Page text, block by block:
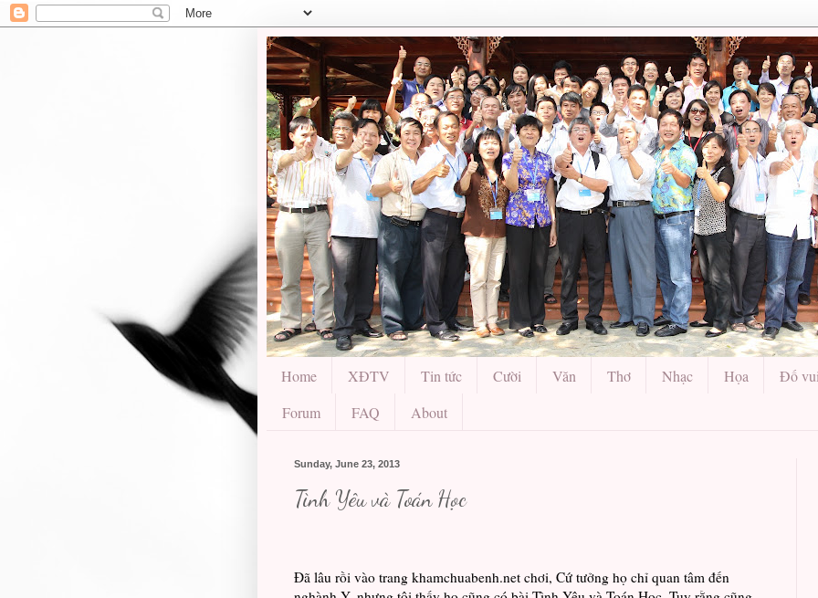
Home XĐTV Tin tức Cười Văn Thơ Nhạc Họa Đố vui
Forum
FAQ About
Sunday, June 23, 2013
Tình Yêu và Toán Học
Đã lâu rồi vào trang khamchuabenh.net chơi, Cứ tưởng họ chỉ quan tâm đến